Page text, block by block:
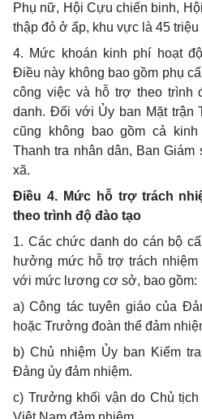
Phụ nữ, Hội Cựu chiến binh,
thập đỏ ở ấp, khu vực là 45
4. Mức khoán kinh phí hoạt
Điều này không bao gồm phụ
công việc và hỗ trợ theo trình
danh. Đối với Ủy ban Mặt trận
cũng không bao gồm cả
Thanh tra nhân dân, Ban
xã.
Điều 4. Mức hỗ trợ trách
theo trình độ đào tạo
1. Các chức danh do cán bộ
hưởng mức hỗ trợ trách
với mức lương cơ sở, bao gồm:
a) Công tác tuyên giáo của
hoặc Trưởng đoàn thể đảm
b) Chủ nhiệm Ủy ban Kiểm
Đảng ủy đảm nhiệm.
c) Trưởng khối vận do Chủ